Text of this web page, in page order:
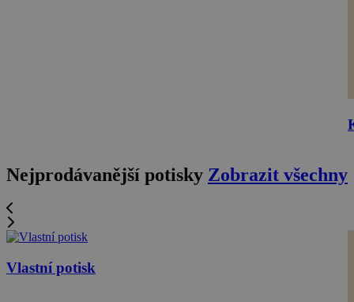
Nejprodávanější potisky Zobrazit všechny
Vlastní potisk